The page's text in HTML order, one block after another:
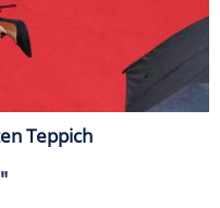
Teppich